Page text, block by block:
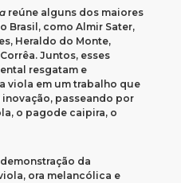
reúne alguns dos maiores
Brasil, como Almir Sater,
Heraldo do Monte,
Juntos, esses
resgatam e
viola em um trabalho que
passeando por
o pagode caipira, o
da
ora melancólica e